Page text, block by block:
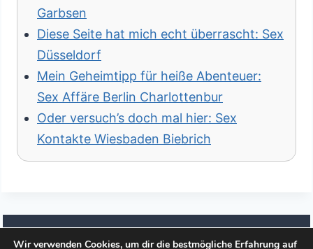
Garbsen
Diese Seite hat mich echt überrascht: Sex
Düsseldorf
Mein Geheimtipp für heiße Abenteuer:
Sex Affäre Berlin Charlottenbur
Oder versuch’s doch mal hier: Sex
Kontakte Wiesbaden Biebrich
Wir verwenden Cookies, um dir die bestmögliche Erfahrung auf